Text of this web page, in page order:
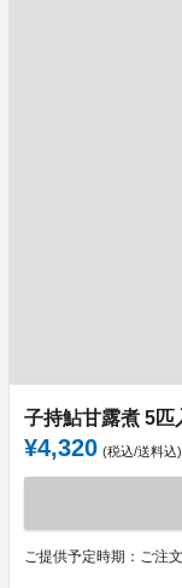
子持鮎甘露煮 5匹
¥4,320 (税込/送料込)
ご提供予定時期：ご注